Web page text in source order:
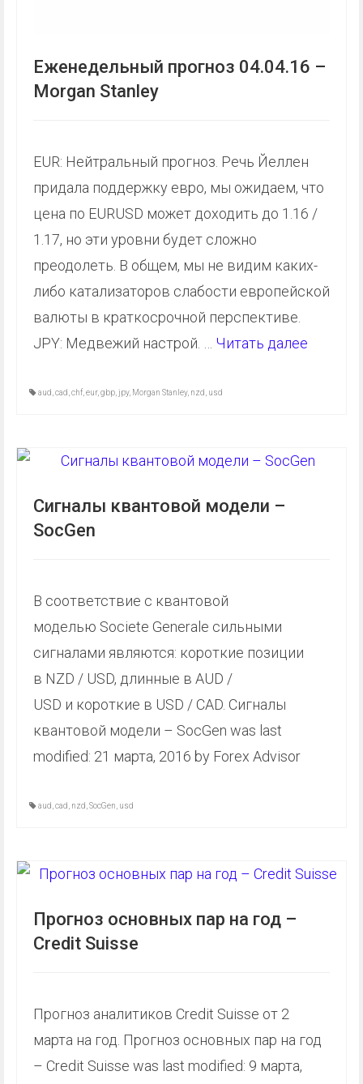
Еженедельный прогноз 04.04.16 –
Morgan Stanley
EUR: Нейтральный прогноз. Речь Йеллен
придала поддержку евро, мы ожидаем, что
цена по EURUSD может доходить до 1.16 /
1.17, но эти уровни будет сложно
преодолеть. В общем, мы не видим каких-
либо катализаторов слабости европейской
валюты в краткосрочной перспективе.
JPY: Медвежий настрой. … Читать далее
aud cad chf eur, gbp jpy, Morgan Stanley, nzd usd
Сигналы квантовой модели –
SocGen
В соответствие с квантовой
моделью Societe Generale сильными
сигналами являются: короткие позиции
в NZD / USD, длинные в AUD /
USD и короткие в USD / CAD. Сигналы
квантовой модели – SocGen was last
modified: 21 марта, 2016 by Forex Advisor
aud cad nzd SocGen usd
Прогноз основных пар на год –
Credit Suisse
Прогноз аналитиков Credit Suisse от 2
марта на год. Прогноз основных пар на год
– Credit Suisse was last modified: 9 марта,